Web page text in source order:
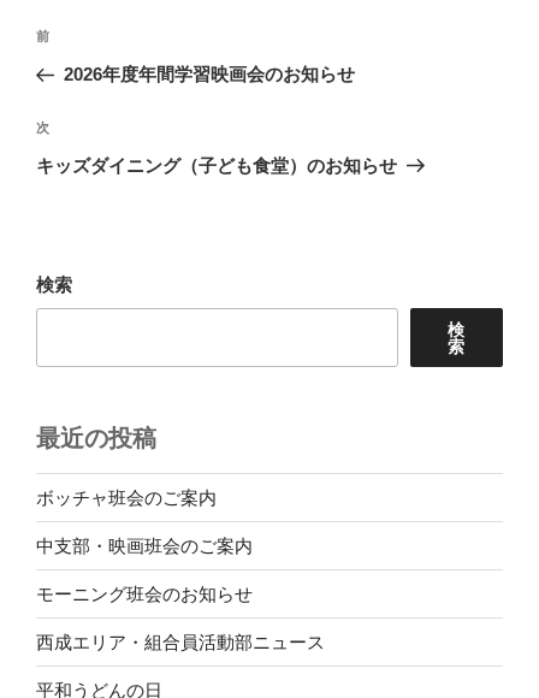
投
ナ
ビ
ゲ
ン
前
の
稿
前
2026年度年間学習映画会のお知らせ
次
の
次
キッズダイニング（子ども食堂）のお知らせ
検索
検
索
最近の投稿
ボッチャ班会のご案内
中支部・映画班会のご案内
モーニング班会のお知らせ
西成エリア・組合員活動部ニュース
平和うどんの日